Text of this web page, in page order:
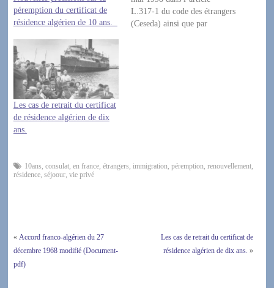
péremption du certificat de
résidence algérien de 10 ans.
L.317-1 du code des étrangers
(Ceseda) ainsi que par
Les cas de retrait du certificat
de résidence algérien de dix
ans.
10ans, consulat, en france, étrangers, immigration, péremption, renouvellement,
résidence, séjoour, vie privé
« Accord franco-algérien du 27
décembre 1968 modifié (Document-
pdf)
Les cas de retrait du certificat de
résidence algérien de dix ans. »